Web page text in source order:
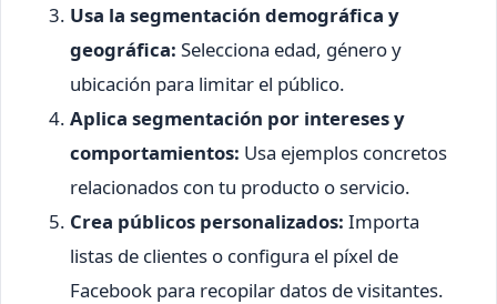
Usa la segmentación demográfica y
geográfica: Selecciona edad, género y
ubicación para limitar el público.
Aplica segmentación por intereses y
comportamientos: Usa ejemplos concretos
relacionados con tu producto o servicio.
Crea públicos personalizados: Importa
listas de clientes o configura el píxel de
Facebook para recopilar datos de visitantes.